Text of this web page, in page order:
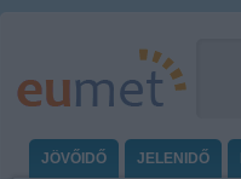
JÖVŐIDŐ JELENIDŐ